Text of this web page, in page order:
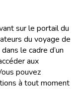
sur le portail du
du voyage de
le cadre d’un
aux
pouvez
à tout moment